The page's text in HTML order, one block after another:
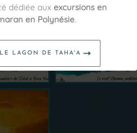
dédiée aux excursions en
en Polynésie.
LAGON DE TAHA'A